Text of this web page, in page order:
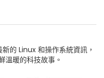
的 Linux 和操作系統資訊，
溫暖的科技故事。